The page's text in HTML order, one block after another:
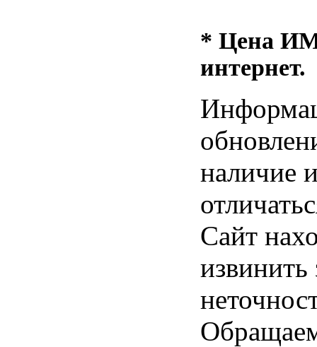
* Цена ИМ
интернет.
наличие
Сайт